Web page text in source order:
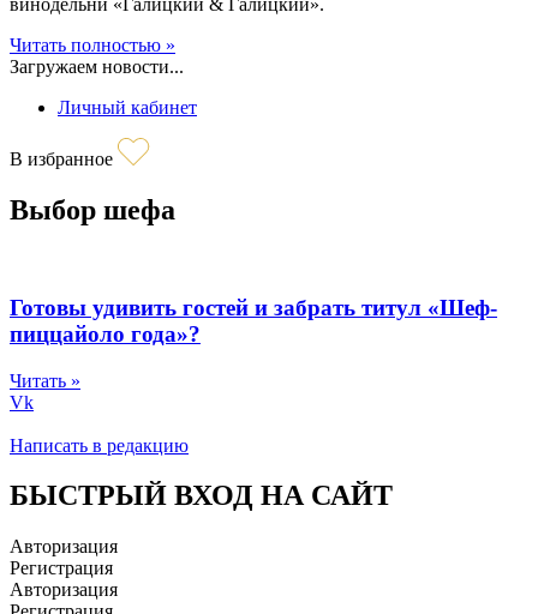
винодельни «Галицкий & Галицкий».
Читать полностью »
Загружаем новости...
Личный кабинет
В избранное
Выбор шефа
Готовы удивить гостей и забрать титул «Шеф-
пиццайоло года»?
Читать »
Vk
Написать в редакцию
БЫСТРЫЙ ВХОД НА САЙТ
Авторизация
Регистрация
Авторизация